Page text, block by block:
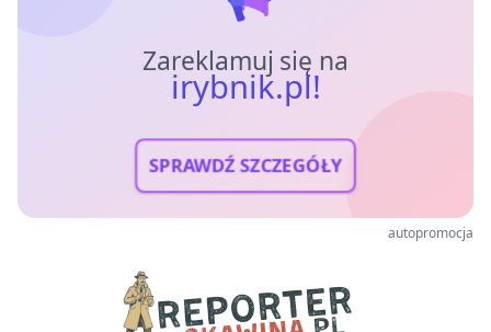
Zareklamuj się na
irybnik.pl!
SPRAWDŹ SZCZEGÓŁY
autopromocja